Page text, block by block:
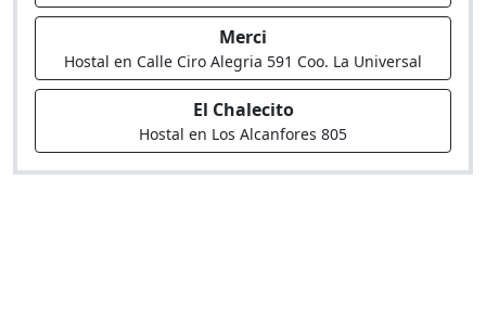
Merci
Hostal en Calle Ciro Alegria 591 Coo. La Universal
El Chalecito
Hostal en Los Alcanfores 805